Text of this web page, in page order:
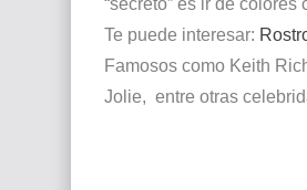
Te puede interesar:
Famosos como Keith
Jolie, entre otras